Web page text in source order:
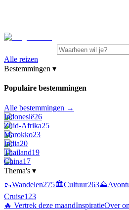
Alle reizen
Bestemmingen ▾
Populaire bestemmingen
Alle bestemmingen →
Indonesië26
Zuid-Afrika25
Marokko23
India20
Thailand19
China17
Thema's ▾
🥾Wandelen275🏛️Cultuur263⛰️
Cruise123
🔥 Vertrek deze maandInspiratieOver